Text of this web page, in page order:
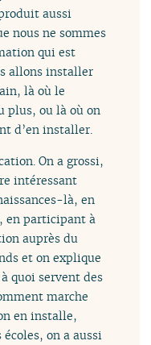
aussi
nous ne sommes
qui est
allons installer
là où le
plus, ou là où on
d’en installer.
On a grossi,
intéressant
là, en
en participant à
auprès du
et on explique
quoi servent des
marche
en installe,
on a aussi